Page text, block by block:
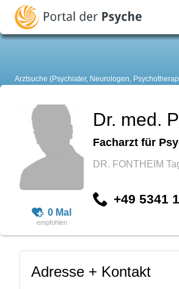
Arztsuche (Psychiater, Neurologen,
0 Mal
Dr. med.
Facharzt für
DR. FONTHEIM
+49 5341
Adresse + Kontakt